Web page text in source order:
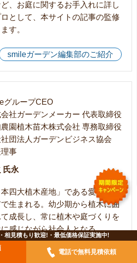
、お庭に関するお手入れに詳し
として、本サイトの記事の監修
す。
smileガーデン編集部のご紹介
グループCEO
社ガーデンメーカー 代表取締役
園植木苗木株式会社 専務取締役
団法人ガーデンビジネス協会
事
氏永
本四大植木産地」である愛知県稲
生まれる。幼少期から植木に囲
て成長し、常に植木や庭づくりを
感じながら社会人となる。
業大学卒業後、名古屋市内の造
に就職。公園の整備造園工事や
相見積もり歓迎!・最低価格保証実施中!
電話で無料見積依頼